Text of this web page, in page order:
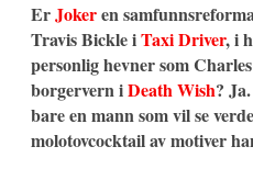
ErJokeren
Travis Bickle iTaxi Driver, i
personlig hevner som
borgervern iDeath Wish?
bare en mann som vil se
molotovcocktail av motiver